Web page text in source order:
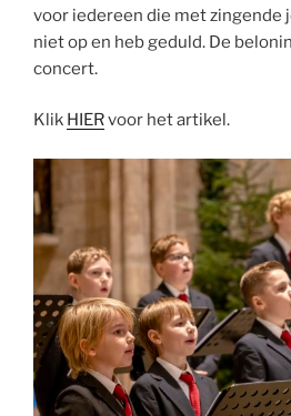
voor iedereen die met zingende
niet op en heb geduld. De
concert.
Klik HIERvoor het artikel.